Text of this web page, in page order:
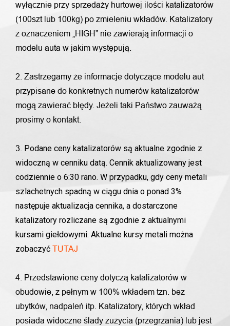
wyłącznie przy sprzedaży hurtowej ilości katalizatorów
(100szt lub 100kg) po zmieleniu wkładów. Katalizatory
z oznaczeniem „HIGH” nie zawierają informacji o
modelu auta w jakim występują.
2. Zastrzegamy że informacje dotyczące modelu aut
przypisane do konkretnych numerów katalizatorów
mogą zawierać błędy. Jeżeli taki Państwo zauważą
prosimy o kontakt.
3. Podane ceny katalizatorów są aktualne zgodnie z
widoczną w cenniku datą. Cennik aktualizowany jest
codziennie o 6:30 rano. W przypadku, gdy ceny metali
szlachetnych spadną w ciągu dnia o ponad 3%
następuje aktualizacja cennika, a dostarczone
katalizatory rozliczane są zgodnie z aktualnymi
kursami giełdowymi. Aktualne kursy metali można
zobaczyć TUTAJ
4. Przedstawione ceny dotyczą katalizatorów w
obudowie, z pełnym w 100% wkładem tzn. bez
ubytków, nadpaleń itp. Katalizatory, których wkład
posiada widoczne ślady zużycia (przegrzania) lub jest